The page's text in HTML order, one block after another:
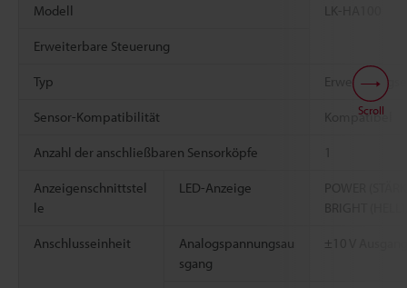
Modell
Erweiterbare Steuerung
Typ
Sensor-Kompatibilität Kompatibel
Anzahl der anschließbaren Sensorköpfe
Anzeigenschnittstel
le
LED-Anzeige
POWER
BRIGHT
Anschlusseinheit
Analogspannungsau
sgang
±10 V
Scroll